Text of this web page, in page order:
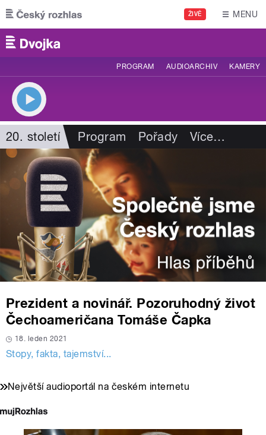
Přejít k hlavnímu obsahu
ŽIVĚ MENU
PROGRAM AUDIOARCHIV KAMERY
20. století Program Pořady Více…
Prezident a novinář. Pozoruhodný život
Čechoameričana Tomáše Čapka
18. leden 2021
Stopy, fakta, tajemství...
Největší audioportál na českém internetu